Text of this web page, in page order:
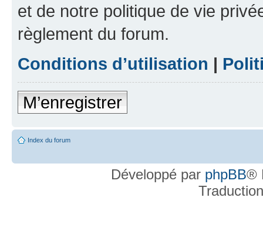
et de notre politique de vie
règlement du forum.
Conditions d’utilisation |
M’enregistrer
Index du forum
Développé par phpBB®